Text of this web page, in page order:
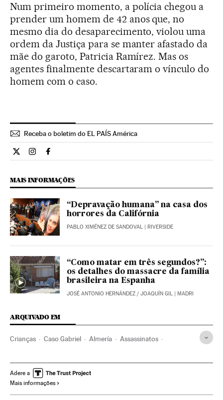
Num primeiro momento, a polícia chegou a
prender um homem de 42 anos que, no
mesmo dia do desaparecimento, violou uma
ordem da Justiça para se manter afastado da
mãe do garoto, Patricia Ramírez. Mas os
agentes finalmente descartaram o vínculo do
homem com o caso.
Receba o boletim do EL PAÍS América
Internacional El País Brasil en Twitter
Internacional El País Brasil en Instagram
Internacional El País Brasil en Facebook
MAIS INFORMAÇÕES
“Depravação humana” na casa dos
horrores da Califórnia
PABLO XIMÉNEZ DE SANDOVAL | RIVERSIDE
“Como matar em três segundos?”:
os detalhes do massacre da família
brasileira na Espanha
JOSÉ ANTONIO HERNÁNDEZ / JOAQUÍN GIL | MADRI
ARQUIVADO EM
Crianças Caso Gabriel Almería Assassinatos
Andaluzia Acontecimentos
Justiça
Adere a
Mais informações